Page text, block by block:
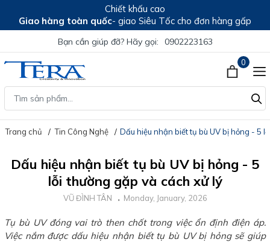
Chiết khấu cao
Giao hàng toàn quốc- giao Siêu Tốc cho đơn hàng gấp
Bạn cần giúp đỡ? Hãy gọi: 0902223163
0
Trang chủ Tin Công Nghệ Dấu hiệu nhận biết tụ bù UV bị hỏng - 5
Dấu hiệu nhận biết tụ bù UV bị hỏng - 5
lỗi thường gặp và cách xử lý
VŨ ĐÌNH TÂN Monday, January, 2026
Tụ bù UV đóng vai trò then chốt trong việc ổn định điện áp.
Việc nắm được dấu hiệu nhận biết tụ bù UV bị hỏng sẽ giúp